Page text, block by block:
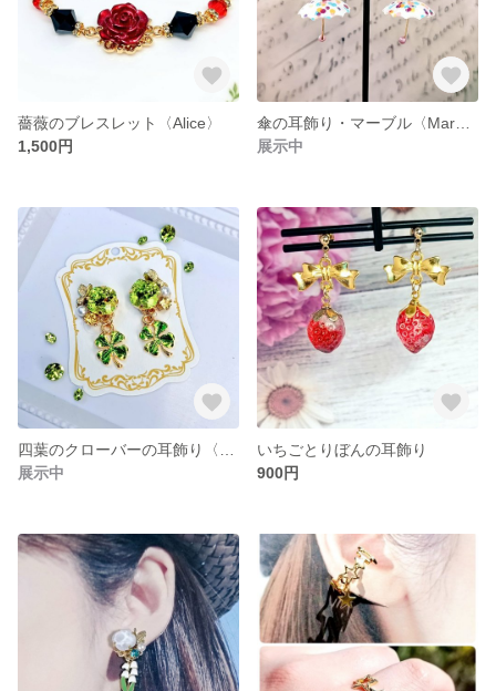
薔薇のブレスレット〈Alice〉
1,500円
展示中
展示中
いちごとりぼんの耳飾り
900円